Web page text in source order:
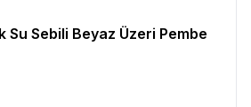
Su Sebili Beyaz Üzeri Pembe